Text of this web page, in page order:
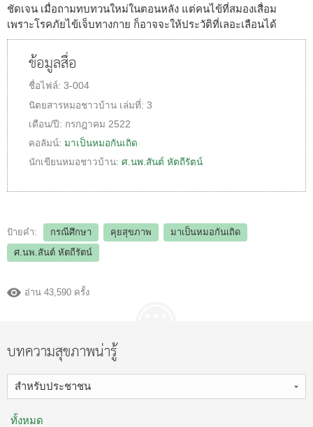
ชัดเจน เมื่อถามทบทวนใหม่ในตอนหลัง แต่คนไข้ที่สมองเสื่อม
เพราะโรคภัยไข้เจ็บทางกาย ก็อาจจะให้ประวัติที่เลอะเลือนได้
ข้อมูลสื่อ
ชื่อไฟล์: 3-004
นิตยสารหมอชาวบ้าน เล่มที่: 3
เดือน/ปี: กรกฎาคม 2522
คอลัมน์: มาเป็นหมอกันเถิด
นักเขียนหมอชาวบ้าน: ศ.นพ.สันต์ หัตถีรัตน์
ป้ายคำ: กรณีศึกษา คุยสุขภาพ
มาเป็นหมอกันเถิด
ศ.นพ.สันต์ หัตถีรัตน์
อ่าน 43,590 ครั้ง
บทความสุขภาพน่ารู้
สำหรับประชาชน
ทั้งหมด